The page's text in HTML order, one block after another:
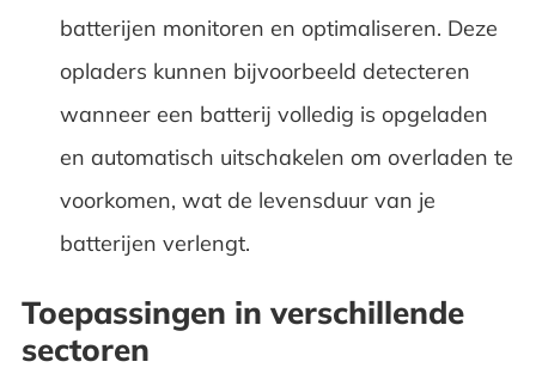
batterijen monitoren en optimaliseren. Deze
opladers kunnen bijvoorbeeld detecteren
wanneer een batterij volledig is opgeladen
en automatisch uitschakelen om overladen te
voorkomen, wat de levensduur van je
batterijen verlengt.
Toepassingen in verschillende
sectoren